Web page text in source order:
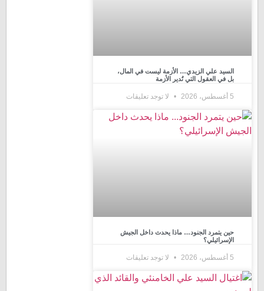
السيد علي الزيدي… الأزمة ليست في المال،
بل في العقول التي تُدير الأزمة
5 أغسطس، 2026 لا توجد تعليقات
حين يتمرد الجنود… ماذا يحدث داخل الجيش
الإسرائيلي؟
5 أغسطس، 2026 لا توجد تعليقات